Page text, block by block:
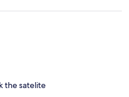
heißes Wasser aus
the satelite